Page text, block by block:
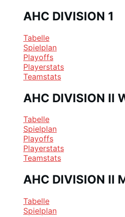
AHC DIVISION 1
Tabelle
Spielplan
Playoffs
Playerstats
Teamstats
AHC DIVISION II
Tabelle
Spielplan
Playoffs
Playerstats
Teamstats
AHC DIVISION II
Tabelle
Spielplan